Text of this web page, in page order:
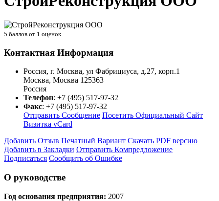
5 баллов от 1 оценок
Контактная Информация
Россия, г. Москва, ул Фабрициуса, д.27, корп.1
Москва, Москва 125363
Россия
Телефон: +7 (495) 517-97-32
Факс: +7 (495) 517-97-32
Отправить Сообщение Посетить Официальный Сайт
Визитка vCard
Добавить Отзыв Печатный Вариант Скачать PDF версию
Добавить в Закладки Отправить Компредложение
Подписаться Сообщить об Ошибке
О руководстве
Год основания предприятия: 2007